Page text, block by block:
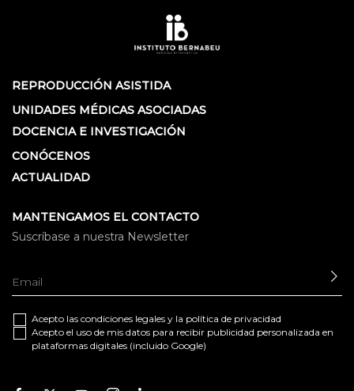
REPRODUCCIÓN ASISTIDA
UNIDADES MÉDICAS ASOCIADAS
DOCENCIA E INVESTIGACIÓN
CONÓCENOS
ACTUALIDAD
MANTENGAMOS EL CONTACTO
Suscríbase a nuestra Newsletter
Acepto las condiciones legales y la política de privacidad
Acepto el uso de mis datos para recibir publicidad personalizada en
plataformas digitales (incluido Google)